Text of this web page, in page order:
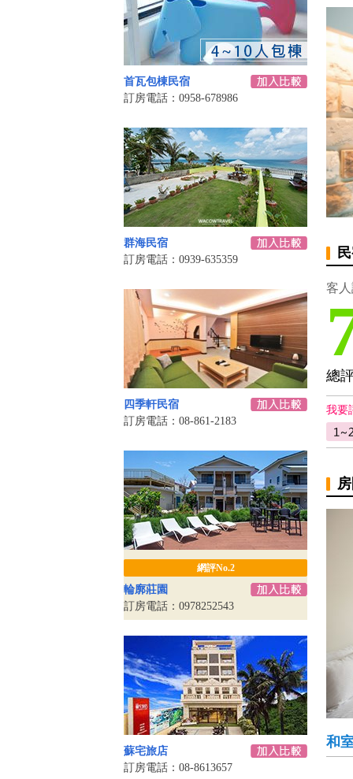
首瓦包棟民宿
訂房電話：0958-678986
群海民宿
訂房電話：0939-635359
四季軒民宿
訂房電話：08-861-2183
網評No.2
輪廓莊園
訂房電話：0978252543
蘇宅旅店
訂房電話：08-8613657
客
總
我要
和